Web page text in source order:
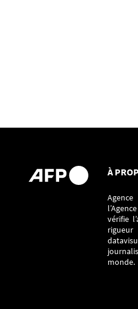
À
vérifie
monde.